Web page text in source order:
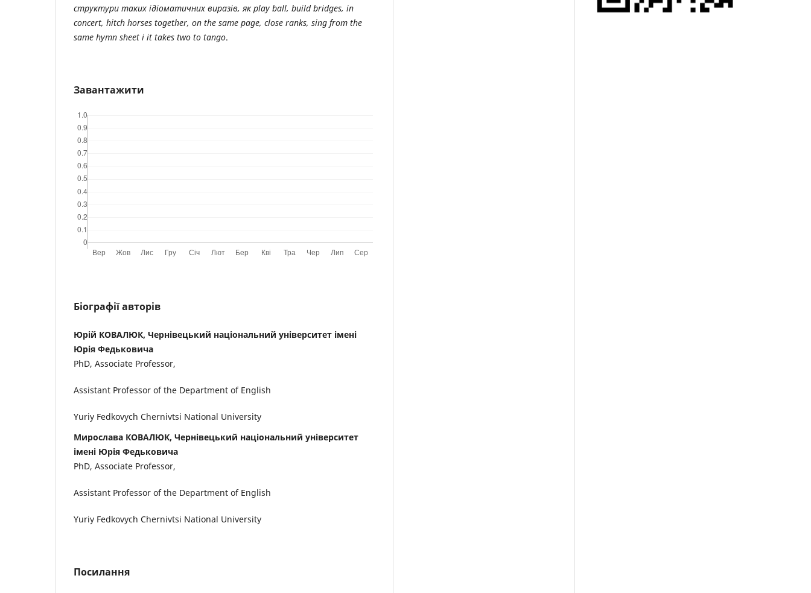
структури таких ідіоматичних виразів, як play ball, build bridges, in
concert, hitch horses together, on the same page, close ranks, sing from the
same hymn sheet і it takes two to tango.
Завантажити
Біографії авторів
Юрій КОВАЛЮК, Чернівецький національний університет імені
Юрія Федьковича
PhD, Associate Professor,
Assistant Professor of the Department of English
Yuriy Fedkovych Chernivtsi National University
Мирослава КОВАЛЮК, Чернівецький національний університет
імені Юрія Федьковича
PhD, Associate Professor,
Assistant Professor of the Department of English
Yuriy Fedkovych Chernivtsi National University
Посилання